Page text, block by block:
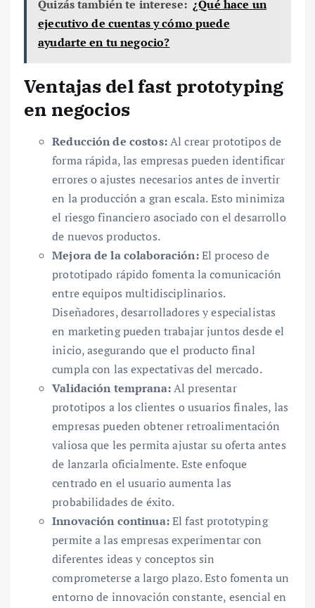
Quizás también te interese: ¿Qué hace un
ejecutivo de cuentas y cómo puede
ayudarte en tu negocio?
Ventajas del fast prototyping
en negocios
Reducción de costos:Al crear prototipos de
forma rápida, las empresas pueden identificar
errores o ajustes necesarios antes de invertir
en la producción a gran escala. Esto minimiza
el riesgo financiero asociado con el desarrollo
de nuevos productos.
Mejora de la colaboración:El proceso de
prototipado rápido fomenta la comunicación
entre equipos multidisciplinarios.
Diseñadores, desarrolladores y especialistas
en marketing pueden trabajar juntos desde el
inicio, asegurando que el producto final
cumpla con las expectativas del mercado.
Validación temprana:Al presentar
prototipos a los clientes o usuarios finales, las
empresas pueden obtener retroalimentación
valiosa que les permita ajustar su oferta antes
de lanzarla oficialmente. Este enfoque
centrado en el usuario aumenta las
probabilidades de éxito.
Innovación continua:El fast prototyping
permite a las empresas experimentar con
diferentes ideas y conceptos sin
comprometerse a largo plazo. Esto fomenta un
entorno de innovación constante, esencial en